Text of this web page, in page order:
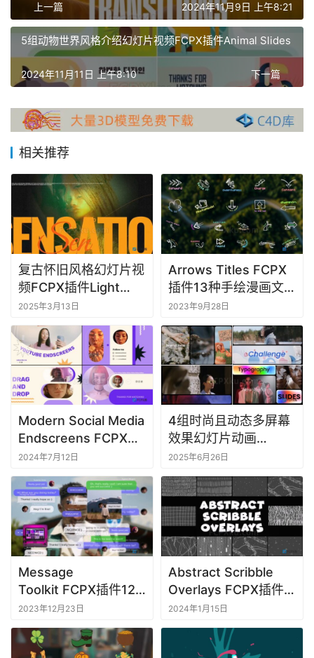
P
X
插
件
F
X
插
工
具
F
C
X
软
件
M
a
c
软
件
上一篇 2024年11月9日 上午8:21
5组动物世界风格介绍幻灯片视频FCPX插件Animal Slides
下一篇
2024年11月11日 上午8:10
相关推荐
复古怀旧风格幻灯片视
频FCPX插件Light
Nostalgia Slides
2025年3月13日
Arrows Titles FCPX
插件13种手绘漫画文
字标题与34个箭头元
素动画
2023年9月28日
Modern Social Media
Endscreens FCPX插
件视频片尾画中画介绍
效果
2024年7月12日
4组时尚且动态多屏幕
效果幻灯片动画
Multiscreen Slides
2025年6月26日
Message
Toolkit FCPX插件12
组信息聊天气泡弹窗对
话框动画
2023年12月23日
Abstract Scribble
Overlays FCPX插件9
种手绘涂鸦线条叠加元
素动画
2024年1月15日